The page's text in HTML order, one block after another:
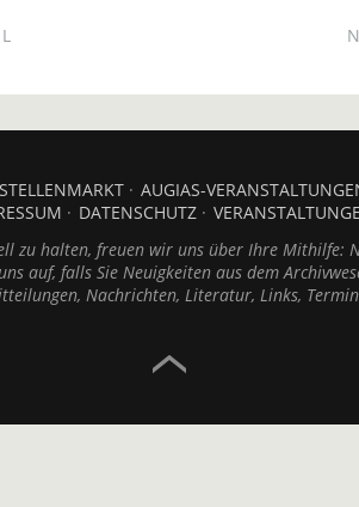
STELLENMARKT AUGIAS-
DATENSCHUTZ
zu halten, freuen wir uns über Ihre Mithilfe:
auf, falls Sie Neuigkeiten aus dem
Nachrichten, Literatur, Links,